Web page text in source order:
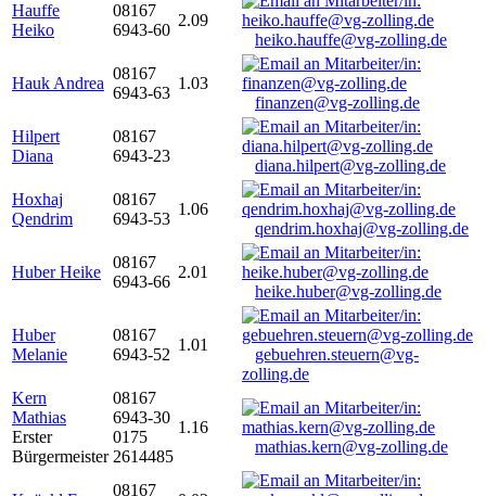
Hauffe
Heiko
08167
6943-60
2.09
heiko.hauffe@vg-zolling.de
Hauk Andrea
08167
6943-63
1.03
finanzen@vg-zolling.de
Hilpert
Diana
08167
6943-23
diana.hilpert@vg-zolling.de
Hoxhaj
Qendrim
08167
6943-53
1.06
qendrim.hoxhaj@vg-zolling.de
Huber Heike
08167
6943-66
2.01
heike.huber@vg-zolling.de
Huber
Melanie
08167
6943-52
1.01
gebuehren.steuern@vg-
zolling.de
Kern
Mathias
Erster
Bürgermeister
08167
6943-30
0175
2614485
1.16
mathias.kern@vg-zolling.de
08167